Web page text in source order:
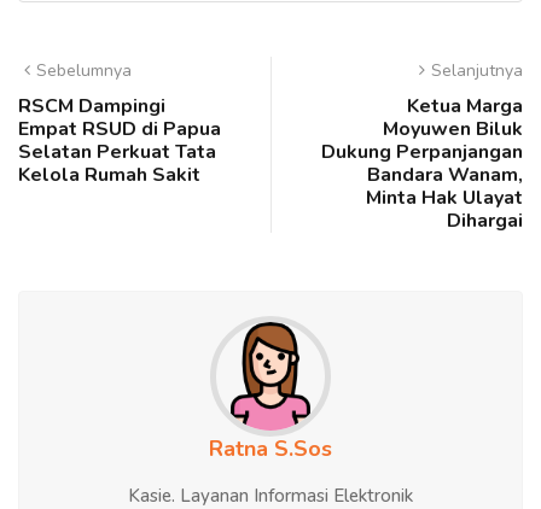
Sebelumnya
RSCM Dampingi
Empat RSUD di Papua
Selatan Perkuat Tata
Kelola Rumah Sakit
Selanjutnya
Ketua Marga
Moyuwen Biluk
Dukung Perpanjangan
Bandara Wanam,
Minta Hak Ulayat
Dihargai
Ratna S.Sos
Kasie. Layanan Informasi Elektronik